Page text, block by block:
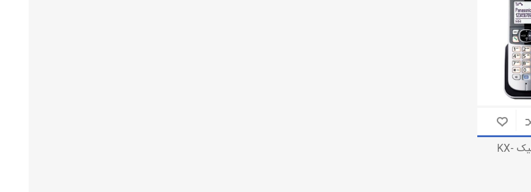
تلفن بی سیم
تلفن رومیزی
باتری تلفن
تلفن بی سیم پاناسونیک KX-